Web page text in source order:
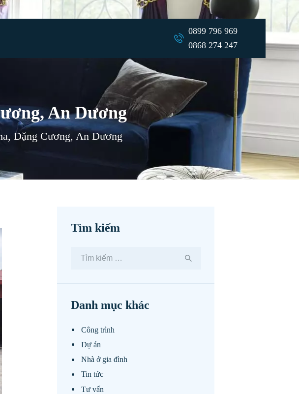
0899 796 969
0868 274 247
An Dương
Đặng Cương, An Dương
Tìm kiếm
Danh mục khác
Công trình
Dự án
Nhà ở gia đình
Tin tức
Tư vấn